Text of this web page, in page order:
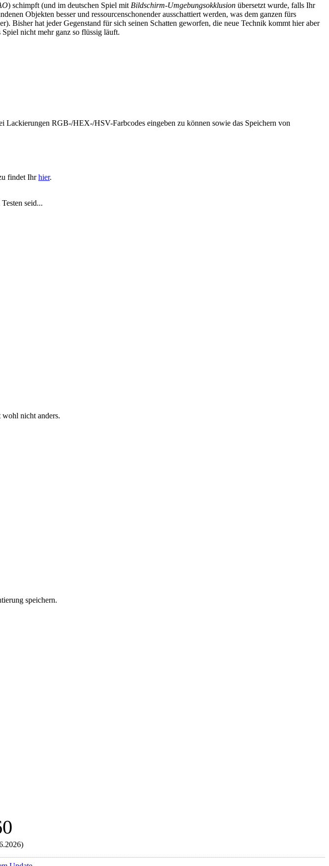
) schimpft (und im deutschen Spiel mitBildschirm-Umgebungsokklusion übersetzt wurde, falls Ihr
Objekten besser und ressourcenschonender ausschattiert werden, was dem ganzen fürs
Bisher hat jeder Gegenstand für sich seinen Schatten geworfen, die neue Technik kommt hier aber
nicht mehr ganz so flüssig läuft.
RGB-/HEX-/HSV-Farbcodes eingeben zu können sowie das Speichern von
findet Ihrhier.
seid...
wohl nicht anders.
speichern.